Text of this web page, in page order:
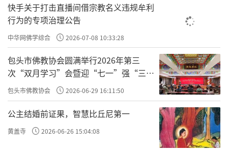
起来。不过，还是有人好出风头，抢起大笔“唰
唰”几下，放到原字上一对照，差之千里。知府
看得火气顿生，接连催促能者先上，可众人扭
扭捏捏，你谦我让的，场面十分尴尬。
此刻，旁边有个叫石谿的跑腿小和尚不禁
捂嘴“扑哧”一乐，惹得那帮文人墨客瞋目而视。
住持和尚狠狠地瞪了他一眼，低声骂道：“不识
相的东西，还不快滚。”石谿不服气地说：“我比
快手关于打击直播间借宗教名义违规牟利
行为的专项治理公告
中华网佛学综合 2026-07-08 10:33:28
包头市佛教协会圆满举行2026年第三
次“双月学习”会暨迎“七一”强“三
爱”主题书画笔会
包头市佛教协会 2026-06-29 16:11:50
公主结婚前证果，智慧比丘尼第一
黄盖寺 2026-06-26 15:04:08